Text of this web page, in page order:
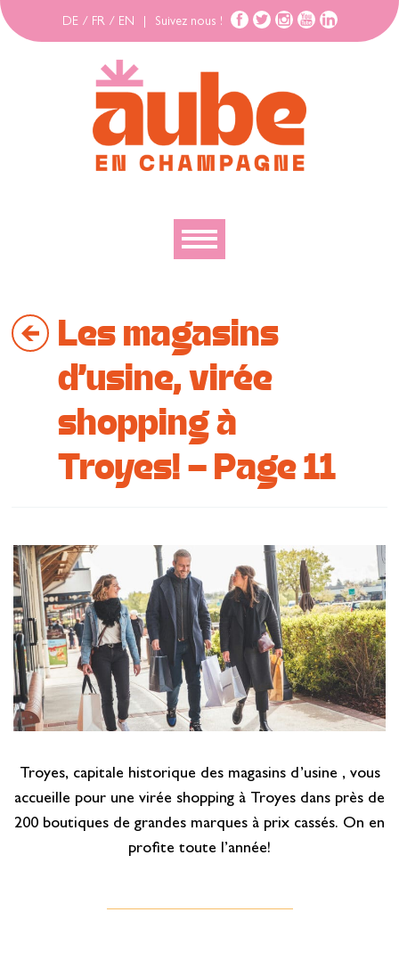
DE / FR / EN Suivez nous !
Explorer
Se loger
Se restaurer
S’inspirer
Les magasins
d’usine, virée
shopping à
Troyes! - Page 11
Troyes, capitale historique des magasins d’usine , vous
accueille pour une virée shopping à Troyes dans près de
200 boutiques de grandes marques à prix cassés. On en
profite toute l’année!